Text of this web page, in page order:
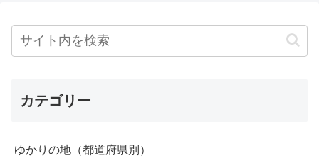
カテゴリー
ゆかりの地（都道府県別）